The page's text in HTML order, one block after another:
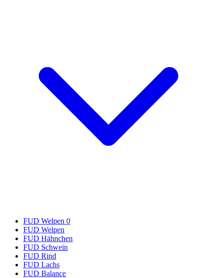
FUD Welpen 0
FUD Welpen
FUD Hähnchen
FUD Schwein
FUD Rind
FUD Lachs
FUD Balance